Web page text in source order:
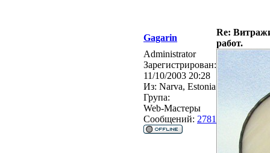
Gagarin
Re:
работ.
Administrator
Зарегистрирован:
11/10/2003 20:28
Из: Narva, Estonia
Група:
Web-Мастеры
Сообщений: 2781